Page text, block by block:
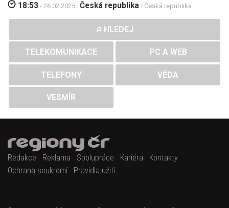
18:53 - 26.02.2025 Česká republika › Česká republika
HLEDEJ
TELEKOMUNIKACE PC A WEB
TELEFONY VĚDA
VESMÍR
Redakce Reklama Spolupráce Kariéra
Kontakty
Ochrana soukromí
Pravidla užití